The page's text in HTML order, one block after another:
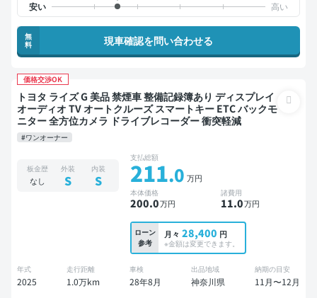
無
料
現車確認を問い合わせる
価格交渉OK
トヨタ ライズ G 美品 禁煙車 整備記録簿あり ディスプレイ
オーディオ TV オートクルーズ スマートキー ETC バックモ
ニター 全方位カメラ ドライブレコーダー 衝突軽減
#ワンオーナー
板金歴
なし
外装
S
内装
S
支払総額
211.0 万円
本体価格
200.0万円
諸費用
11.0万円
ローン
参考
月々 28,400 円
※金額は変更できます。
年式
2025
走行距離
1.0万km
車検
28年8月
出品地域
神奈川県
納期の目安
11月〜12月